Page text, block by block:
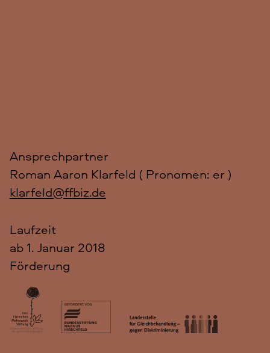
Ansprechpartner
Roman Aaron Klarfeld ( Pronomen: er)
klarfeld@ffbiz.de
Laufzeit
ab 1. Januar 2018
Förderung